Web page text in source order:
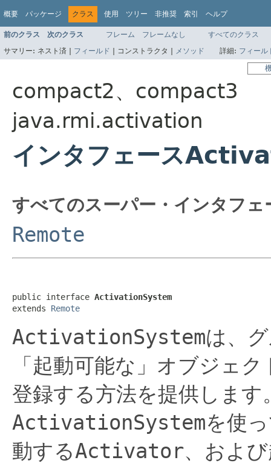
概要 パッケージ クラス 使用 ツリー 非推奨 索引 ヘルプ
前のクラス 次のクラス フレーム フレームなし
すべてのクラス
サマリー: ネスト済 | フィールド | コンストラクタ | メソッド 詳細: フィール
compact2、compact3
java.rmi.activation
インタフェース
すべてのスーパー・インタフェ
Remote
public interface ActivationSystem
extends Remote
ActivationSystemは、
「起動可能な」オブジェ
登録する方法を提供します
ActivationSystemを使
動するActivator、およ